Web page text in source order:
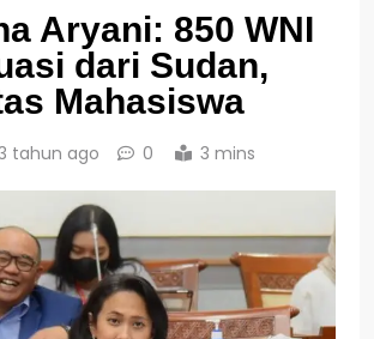
Aryani: 850 WNI
dari Sudan,
Mahasiswa
tahun ago 0 3 mins